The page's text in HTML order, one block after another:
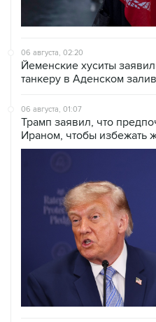
06 августа, 02:20
Йеменские хуситы
танкеру в Аденском
06 августа, 01:07
Трамп заявил, что
Ираном, чтобы избежать